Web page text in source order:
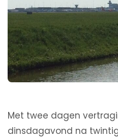
Met twee dagen
dinsdagavond na